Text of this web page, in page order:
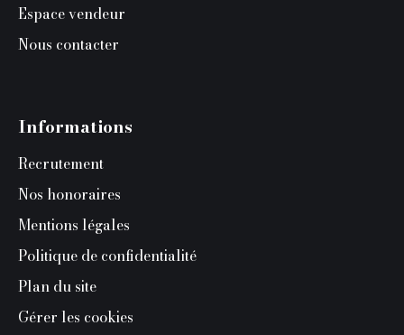
Espace vendeur
Nous contacter
Informations
Recrutement
Nos honoraires
Mentions légales
Politique de confidentialité
Plan du site
Gérer les cookies